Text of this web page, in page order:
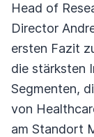
Head of
Director
ersten Fazit
die stärksten
Segmenten,
von
am Standort